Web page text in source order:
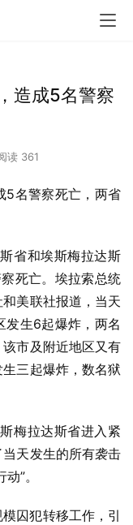
造成5名警察
读 361
5名警察死亡，两省
省和埃斯梅拉达斯
死亡。埃拉索总统
美联社报道，当天
发生6起爆炸，两名
市及附近地区又有
三起爆炸，数名狱
梅拉达斯省进入紧
天发生的所有袭击
”。
囚犯转移工作，引